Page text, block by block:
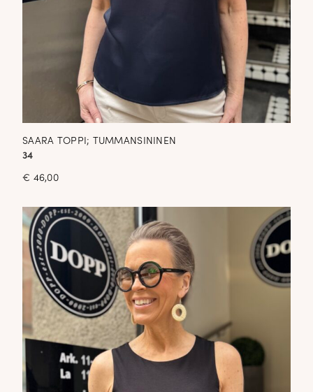
SAARA TOPPI; TUMMANSININEN
34
€ 46,00